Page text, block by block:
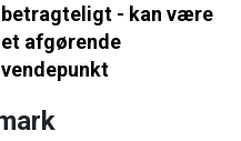
betragteligt - kan være
et afgørende
vendepunkt